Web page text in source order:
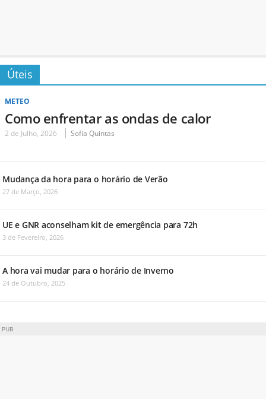
Úteis
METEO
Como enfrentar as ondas de calor
2 de Julho, 2026 Sofia Quintas
Mudança da hora para o horário de Verão
27 de Março, 2026
UE e GNR aconselham kit de emergência para 72h
3 de Fevereiro, 2026
A hora vai mudar para o horário de Inverno
24 de Outubro, 2025
PUB